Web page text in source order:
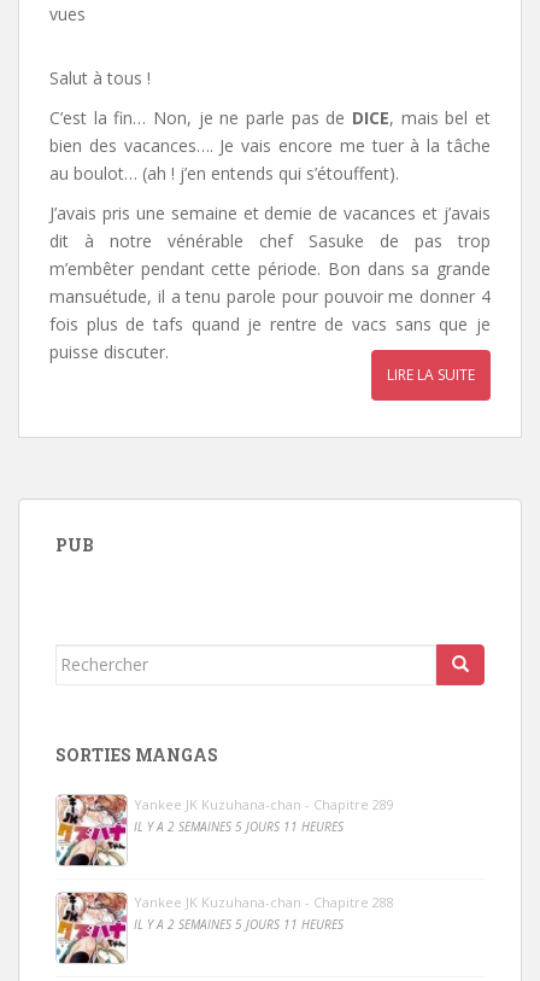
vues
Salut à tous !
C’est la fin… Non, je ne parle pas de DICE, mais bel et
bien des vacances…. Je vais encore me tuer à la tâche
au boulot… (ah ! j’en entends qui s’étouffent).
J’avais pris une semaine et demie de vacances et j’avais
dit à notre vénérable chef Sasuke de pas trop
m’embêter pendant cette période. Bon dans sa grande
mansuétude, il a tenu parole pour pouvoir me donner 4
fois plus de tafs quand je rentre de vacs sans que je
puisse discuter.
LIRE LA SUITE
PUB
Rechercher...
SORTIES MANGAS
Yankee JK Kuzuhana-chan - Chapitre 289
IL Y A 2 SEMAINES 5 JOURS 11 HEURES
Yankee JK Kuzuhana-chan - Chapitre 288
IL Y A 2 SEMAINES 5 JOURS 11 HEURES